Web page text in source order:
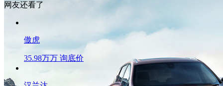
网友还看了
傲虎
35.98万万 询底价